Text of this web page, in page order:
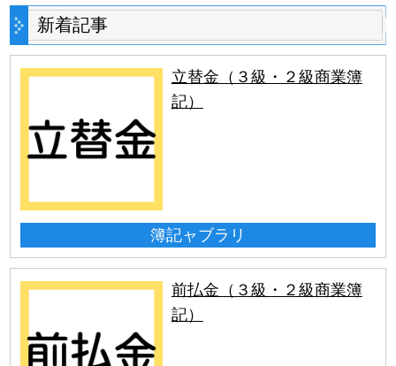
新着記事
立替金（３級・２級商業簿
記）
簿記ャブラリ
前払金（３級・２級商業簿
記）